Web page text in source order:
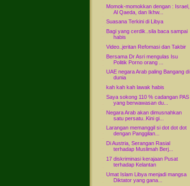
Momok-momokkan dengan : Israel,
Al Qaeda, dan Ikhw...
Suasana Terkini di Libya
Bagi yang cerdik..sila baca sampai
habis
Video..jeritan Refomasi dan Takbir
Bersama Dr Asri mengulas Isu
Politik Porno orang ...
UAE negara Arab paling Bangang di
dunia
kah kah kah lawak habis
Saya sokong 110 % cadangan PAS
yang berwawasan du...
Negara Arab akan dimusnahkan
satu persatu..Kini gi...
Larangan memanggil si dot dot dot
dengan Panggilan...
Di Austria, Serangan Rasial
terhadap Muslimah Berj...
17 diskriminasi kerajaan Pusat
terhadap Kelantan
Umat Islam Libya menjadi mangsa
Diktator yang gana...